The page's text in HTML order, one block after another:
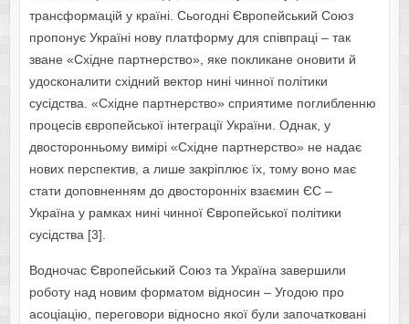
трансформацій у країні. Сьогодні Європейський Союз
пропонує Україні нову платформу для співпраці – так
зване «Східне партнерство», яке покликане оновити й
удосконалити східний вектор нині чинної політики
сусідства. «Східне партнерство» сприятиме поглибленню
процесів європейської інтеграції України. Однак, у
двосторонньому вимірі «Східне партнерство» не надає
нових перспектив, а лише закріплює їх, тому воно має
стати доповненням до двосторонніх взаємин ЄС –
Україна у рамках нині чинної Європейської політики
сусідства [3].
Водночас Європейський Союз та Україна завершили
роботу над новим форматом відносин – Угодою про
асоціацію, переговори відносно якої були започатковані